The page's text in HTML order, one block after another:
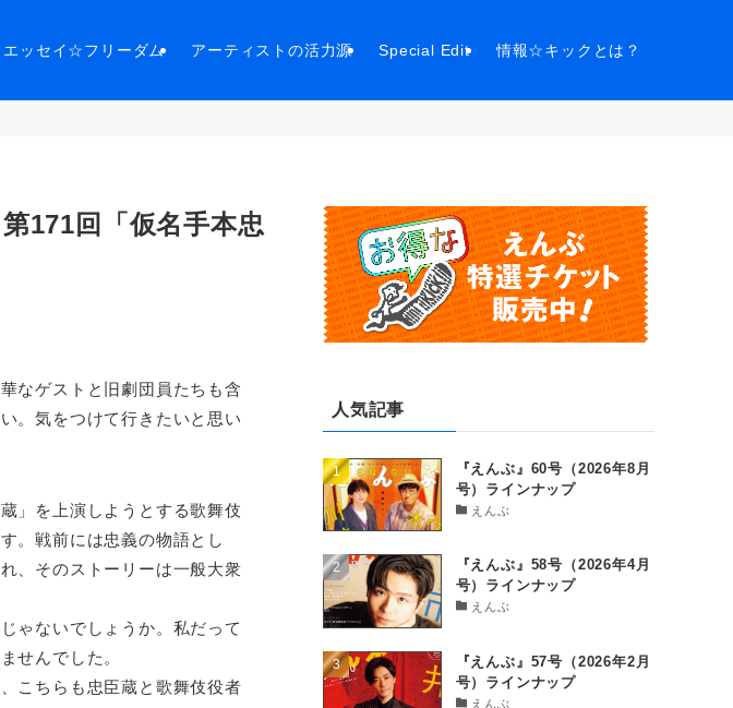
エッセイ☆フリーダム アーティストの活力源 Special Edit 情報☆キックとは？
171回「仮名手本忠
なゲストと旧劇団員たちも含
。気をつけて行きたいと思い
」を上演しようとする歌舞伎
。戦前には忠義の物語とし
、そのストーリーは一般大衆
ゃないでしょうか。私だって
せんでした。
こちらも忠臣蔵と歌舞伎役者
人気記事
『えんぶ』60号（2026年8月
号）ラインナップ
えんぶ
『えんぶ』58号（2026年4月
号）ラインナップ
えんぶ
『えんぶ』57号（2026年2月
号）ラインナップ
えんぶ